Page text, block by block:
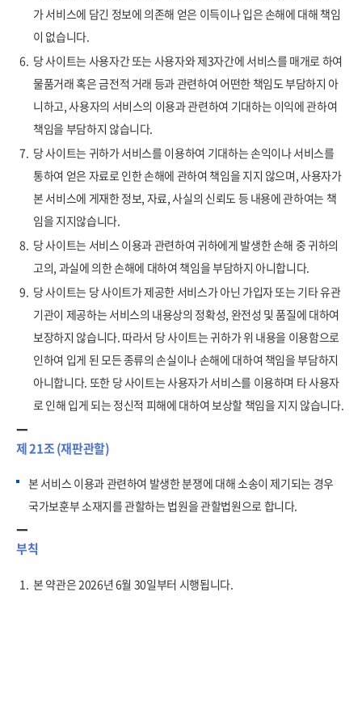
가 서비스에 담긴 정보에 의존해 얻은 이득이나 입은 손해에 대해 책임
이 없습니다.
6. 당 사이트는 사용자간 또는 사용자와 제3자간에 서비스를 매개로 하여
물품거래 혹은 금전적 거래 등과 관련하여 어떤한 책임도 부담하지 아
니하고, 사용자의 서비스의 이용과 관련하여 기대하는 이익에 관하여
책임을 부담하지 않습니다.
7. 당 사이트는 귀하가 서비스를 이용하여 기대하는 손익이나 서비스를
통하여 얻은 자료로 인한 손해에 관하여 책임을 지지 않으며, 사용자가
본 서비스에 게재한 정보, 자료, 사실의 신뢰도 등 내용에 관하여는 책
임을 지지않습니다.
8. 당 사이트는 서비스 이용과 관련하여 귀하에게 발생한 손해 중 귀하의
고의, 과실에 의한 손해에 대하여 책임을 부담하지 아니합니다.
9. 당 사이트는 당 사이트가 제공한 서비스가 아닌 가입자 또는 기타 유관
기관이 제공하는 서비스의 내용상의 정확성, 완전성 및 품질에 대하여
보장하지 않습니다. 따라서 당 사이트는 귀하가 위 내용을 이용함으로
인하여 입게 된 모든 종류의 손실이나 손해에 대하여 책임을 부담하지
아니합니다. 또한 당 사이트는 사용자가 서비스를 이용하며 타 사용자
로 인해 입게 되는 정신적 피해에 대하여 보상할 책임을 지지 않습니다.
제 21조 (재판관할)
본 서비스 이용과 관련하여 발생한 분쟁에 대해 소송이 제기되는 경우
국가보훈부 소재지를 관할하는 법원을 관할법원으로 합니다.
부칙
1. 본 약관은 2026년 6월 30일부터 시행됩니다.